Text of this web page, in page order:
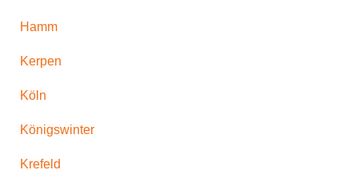
Hamm
Kerpen
Köln
Königswinter
Krefeld